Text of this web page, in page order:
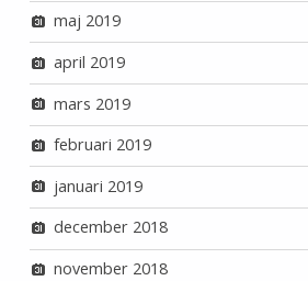
maj 2019
april 2019
mars 2019
februari 2019
januari 2019
december 2018
november 2018